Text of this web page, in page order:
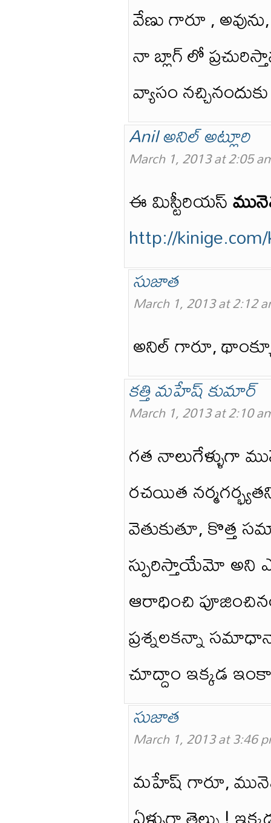
వేణు గారూ ,
నా బ్లాగ్ లో
వ్యాసం
Anil అనిల్ అట్లూరి
March 1, 2013 at 2:05
ఈ మిస్టీరియస్
http://
సుజాత
March 1, 2013 at 2:12
అనిల్ గారూ,
కత్తి మహేష్ కుమార్
March 1, 2013 at 2:10
గత నాలుగేళ్ళుగా
రచయిత
వెతుకుతూ, కొత్త
స్పురిస్తాయేమో అని
ఆరాధించి
ప్రశ్నలకన్నా
చూద్దాం ఇక్కడ
సుజాత
March 1, 2013 at 3:46
మహేష్ గారూ,